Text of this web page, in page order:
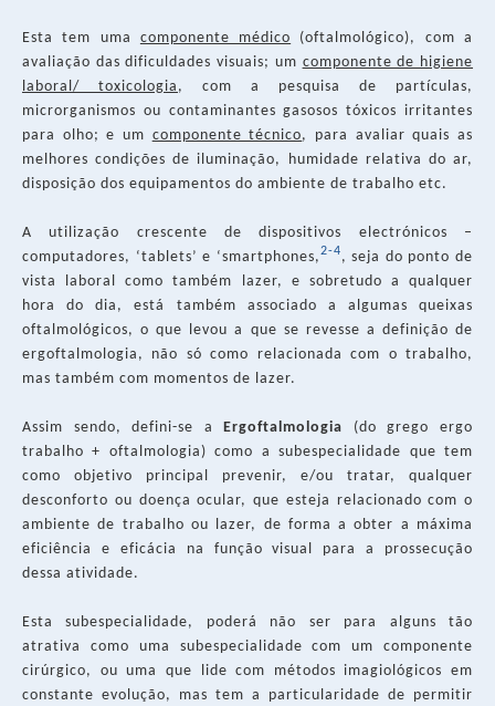
Esta tem uma componente médico (oftalmológico), com a
avaliação das dificuldades visuais; um componente de higiene
laboral/ toxicologia , com a pesquisa de partículas,
microrganismos ou contaminantes gasosos tóxicos irritantes
para olho; e um componente técnico, para avaliar quais as
melhores condições de iluminação, humidade relativa do ar,
disposição dos equipamentos do ambiente de trabalho etc.
A utilização crescente de dispositivos electrónicos –
computadores, ‘tablets’ e ‘smartphones,2-4, seja do ponto de
vista laboral como também lazer, e sobretudo a qualquer
hora do dia, está também associado a algumas queixas
oftalmológicos, o que levou a que se revesse a definição de
ergoftalmologia, não só como relacionada com o trabalho,
mas também com momentos de lazer.
Assim sendo, defini-se aErgoftalmologia (do grego ergo
trabalho + oftalmologia) como a subespecialidade que tem
como objetivo principal prevenir, e/ou tratar, qualquer
desconforto ou doença ocular, que esteja relacionado com o
ambiente de trabalho ou lazer, de forma a obter a máxima
eficiência e eficácia na função visual para a prossecução
dessa atividade.
Esta subespecialidade, poderá não ser para alguns tão
atrativa como uma subespecialidade com um componente
cirúrgico, ou uma que lide com métodos imagiológicos em
constante evolução, mas tem a particularidade de permitir